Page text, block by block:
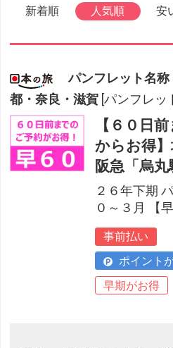
新着順 人気順 安
パンフレット名
都・奈良・滋賀 [パンフレッ
【６０日
からお得】
阪急「烏
２６年下期
０～３月 【
事前払い
ポイント
早期がお得